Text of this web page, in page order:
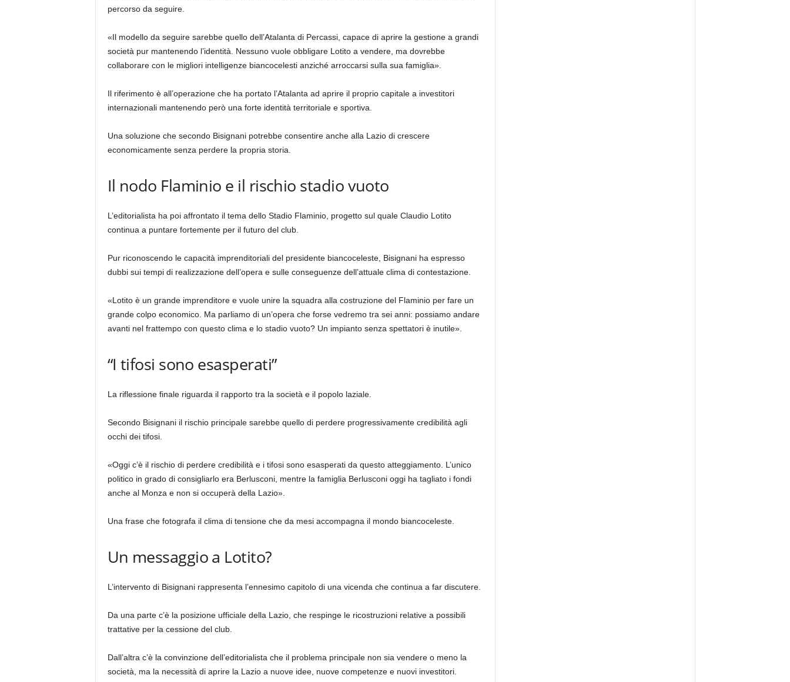
percorso da seguire.
«Il modello da seguire sarebbe quello dell’Atalanta di Percassi, capace di aprire la gestione a grandi
società pur mantenendo l’identità. Nessuno vuole obbligare Lotito a vendere, ma dovrebbe
collaborare con le migliori intelligenze biancocelesti anziché arroccarsi sulla sua famiglia».
Il riferimento è all’operazione che ha portato l’Atalanta ad aprire il proprio capitale a investitori
internazionali mantenendo però una forte identità territoriale e sportiva.
Una soluzione che secondo Bisignani potrebbe consentire anche alla Lazio di crescere
economicamente senza perdere la propria storia.
Il nodo Flaminio e il rischio stadio vuoto
L’editorialista ha poi affrontato il tema dello Stadio Flaminio, progetto sul quale Claudio Lotito
continua a puntare fortemente per il futuro del club.
Pur riconoscendo le capacità imprenditoriali del presidente biancoceleste, Bisignani ha espresso
dubbi sui tempi di realizzazione dell’opera e sulle conseguenze dell’attuale clima di contestazione.
«Lotito è un grande imprenditore e vuole unire la squadra alla costruzione del Flaminio per fare un
grande colpo economico. Ma parliamo di un’opera che forse vedremo tra sei anni: possiamo andare
avanti nel frattempo con questo clima e lo stadio vuoto? Un impianto senza spettatori è inutile».
“I tifosi sono esasperati”
La riflessione finale riguarda il rapporto tra la società e il popolo laziale.
Secondo Bisignani il rischio principale sarebbe quello di perdere progressivamente credibilità agli
occhi dei tifosi.
«Oggi c’è il rischio di perdere credibilità e i tifosi sono esasperati da questo atteggiamento. L’unico
politico in grado di consigliarlo era Berlusconi, mentre la famiglia Berlusconi oggi ha tagliato i fondi
anche al Monza e non si occuperà della Lazio».
Una frase che fotografa il clima di tensione che da mesi accompagna il mondo biancoceleste.
Un messaggio a Lotito?
L’intervento di Bisignani rappresenta l’ennesimo capitolo di una vicenda che continua a far discutere.
Da una parte c’è la posizione ufficiale della Lazio, che respinge le ricostruzioni relative a possibili
trattative per la cessione del club.
Dall’altra c’è la convinzione dell’editorialista che il problema principale non sia vendere o meno la
società, ma la necessità di aprire la Lazio a nuove idee, nuove competenze e nuovi investitori.